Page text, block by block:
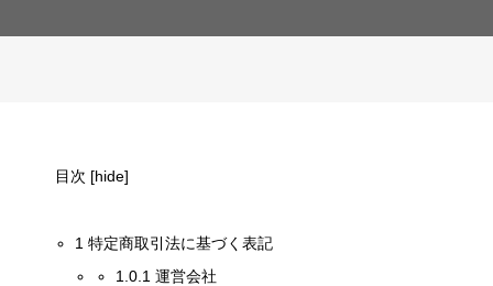
目次 [hide]
1 特定商取引法に基づく表記
1.0.1 運営会社